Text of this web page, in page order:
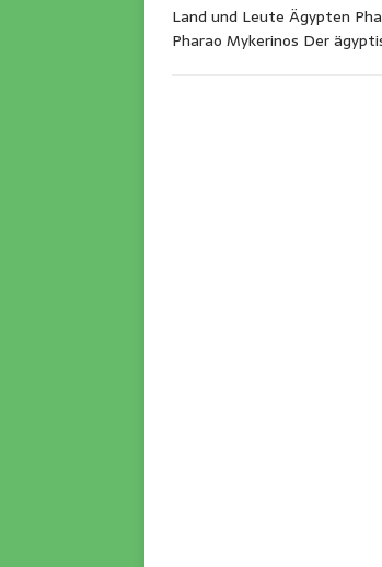
Land und Leute Ägypten
Pharao Mykerinos Der